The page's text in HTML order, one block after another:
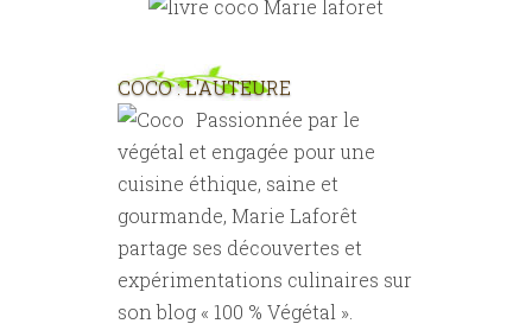
COCO : L'AUTEURE
Passionnée par le
végétal et engagée pour une
cuisine éthique, saine et
gourmande, Marie Laforêt
partage ses découvertes et
expérimentations culinaires sur
son blog « 100 % Végétal ».